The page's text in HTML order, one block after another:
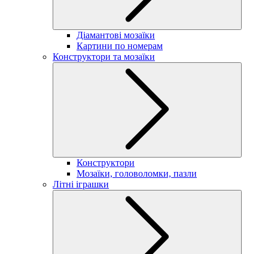
Діамантові мозаїки
Картини по номерам
Конструктори та мозаїки
Конструктори
Мозаїки, головоломки, пазли
Літні іграшки